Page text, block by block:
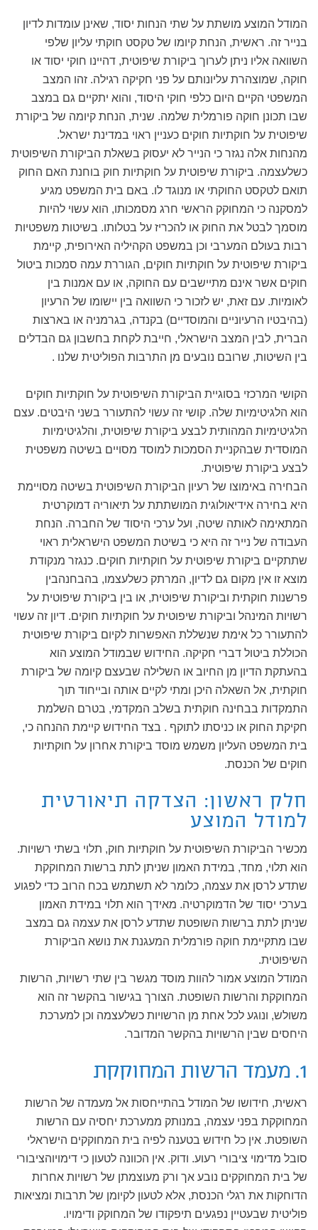
המודל המוצע מושתת על שתי הנחות יסוד, שאינן עומדות לדיון
בנייר זה. ראשית, הנחת קיומו של טקסט חוקתי עליון שלפי
השוואה אליו ניתן לערוך ביקורת שיפוטית, דהיינו חוקי יסוד או
חוקה, שמוצהרת עליונותם על פני חקיקה רגילה. זהו המצב
המשפטי הקיים היום כלפי חוקי היסוד, והוא יתקיים גם במצב
שבו תכונן חוקה פורמלית שלמה. שנית, הנחת קיומה של ביקורת
שיפוטית על חוקתיות חוקים כעניין ראוי במדינת ישראל.
מהנחות אלה נגזר כי הנייר לא יעסוק בשאלת הביקורת השיפוטית
כשלעצמה. ביקורת שיפוטית על חוקתיות חוק בוחנת האם החוק
תואם לטקסט החוקתי או מנוגד לו. באם בית המשפט מגיע
למסקנה כי המחוקק הראשי חרג מסמכותו, הוא עשוי להיות
מוסמך לבטל את החוק או להכריז על בטלותו. בשיטות משפטיות
רבות בעולם המערבי וכן במשפט הקהיליה האירופית, קיימת
ביקורת שיפוטית על חוקתיות חוקים, הגוררת עמה סמכות ביטול
חוקים אשר אינם מתיישבים עם החוקה, או עם אמנות בין
לאומיות. עם זאת, יש לזכור כי השוואה בין יישומו של הרעיון
(בהיבטיו הרעיוניים והמוסדיים) בקנדה, בגרמניה או בארצות
הברית, לבין המצב הישראלי, חייבת לקחת בחשבון גם הבדלים
בין השיטות, שרובם נובעים מן התרבות הפוליטית שלנו .
הקושי המרכזי בסוגיית הביקורת השיפוטית על חוקתיות חוקים
הוא הלגיטימיות שלה. קושי זה עשוי להתעורר בשני היבטים. עצם
הלגיטימיות המהותית לבצע ביקורת שיפוטית, והלגיטימיות
המוסדית שבהקניית הסמכות למוסד מסויים בשיטה משפטית
לבצע ביקורת שיפוטית.
הבחירה באימוצו של רעיון הביקורת השיפוטית בשיטה מסויימת
היא בחירה אידיאולוגית המושתתת על תיאוריה דמוקרטית
המתאימה לאותה שיטה, ועל ערכי היסוד של החברה. הנחת
העבודה של נייר זה היא כי בשיטת המשפט הישראלית ראוי
שתתקיים ביקורת שיפוטית על חוקתיות חוקים. כנגזר מנקודת
מוצא זו אין מקום גם לדיון, המרתק כשלעצמו, בהבחנהבין
פרשנות חוקתית וביקורת שיפוטית, או בין ביקורת שיפוטית על
רשויות המינהל וביקורת שיפוטית על חוקתיות חוקים. דיון זה עשוי
להתעורר כל אימת שנשללת האפשרות לקיום ביקורת שיפוטית
הכוללת ביטול דברי חקיקה. החידוש שבמודל המוצע הוא
בהעתקת הדיון מן החיוב או השלילה שבעצם קיומה של ביקורת
חוקתית, אל השאלה היכן ומתי לקיים אותה ובייחוד תוך
התמקדות בבחינה חוקתית בשלב המקדמי, בטרם השלמת
חקיקת החוק או כניסתו לתוקף . בצד החידוש קיימת ההנחה כי,
בית המשפט העליון משמש מוסד ביקורת אחרון על חוקתיות
חוקים של הכנסת.
חלק ראשון: הצדקה תיאורטית
למודל המוצע
מכשיר הביקורת השיפוטית על חוקתיות חוק, תלוי בשתי רשויות.
הוא תלוי, מחד, במידת האמון שניתן לתת ברשות המחוקקת
שתדע לרסן את עצמה, כלומר לא תשתמש בכח הרוב כדי לפגוע
בערכי יסוד של הדמוקרטיה. מאידך הוא תלוי במידת האמון
שניתן לתת ברשות השופטת שתדע לרסן את עצמה גם במצב
שבו מתקיימת חוקה פורמלית המעגנת את נושא הביקורת
השיפוטית.
המודל המוצע אמור להוות מוסד מגשר בין שתי רשויות, הרשות
המחוקקת והרשות השופטת. הצורך בגישור בהקשר זה הוא
משולש, ונוגע לכל אחת מן הרשויות כשלעצמה וכן למערכת
היחסים שבין הרשויות בהקשר המדובר.
1. מעמד הרשות המחוקקת
ראשית, חידושו של המודל בהתייחסות אל מעמדה של הרשות
המחוקקת בפני עצמה, במנותק ממערכת יחסיה עם הרשות
השופטת. אין כל חידוש בטענה לפיה בית המחוקקים הישראלי
סובל מדימוי ציבורי רעוע. ודוק. אין הכוונה לטעון כי דימויוהציבורי
של בית המחוקקים נובע אך ורק מעוצמתן של רשויות אחרות
הדוחקות את רגלי הכנסת, אלא לטעון לקיומן של תרבות ומציאות
פוליטית שבעטיין נפגעים תיפקודו של המחוקק ודימויו.